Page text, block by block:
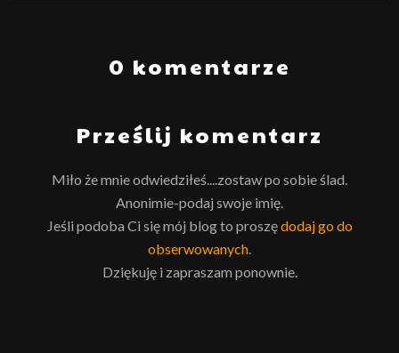
0 komentarze
Prześlij komentarz
Miło że mnie odwiedziłeś....zostaw po sobie ślad.
Anonimie-podaj swoje imię.
Jeśli podoba Ci się mój blog to proszędodaj go do
obserwowanych
Dziękuję i zapraszam ponownie.